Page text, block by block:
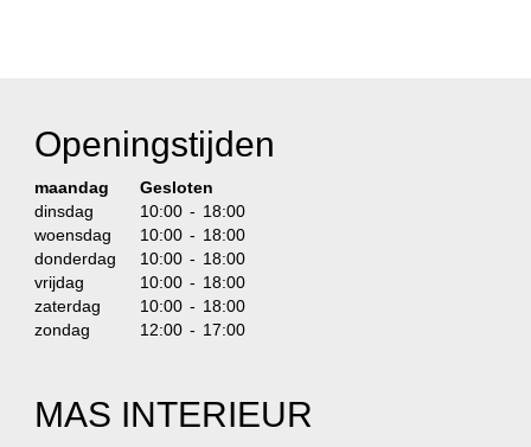
Openingstijden
maandag
Gesloten
dinsdag
10:00 - 18:00
woensdag
10:00 - 18:00
donderdag
10:00 - 18:00
vrijdag
10:00 - 18:00
zaterdag
10:00 - 18:00
zondag
12:00 - 17:00
MAS INTERIEUR